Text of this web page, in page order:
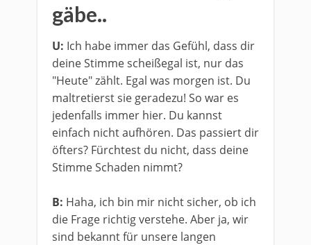
gäbe..
U: Ich habe immer das Gefühl, dass dir
deine Stimme scheißegal ist, nur das
"Heute" zählt. Egal was morgen ist. Du
maltretierst sie geradezu! So war es
jedenfalls immer hier. Du kannst
einfach nicht aufhören. Das passiert dir
öfters? Fürchtest du nicht, dass deine
Stimme Schaden nimmt?
B: Haha, ich bin mir nicht sicher, ob ich
die Frage richtig verstehe. Aber ja, wir
sind bekannt für unsere langen